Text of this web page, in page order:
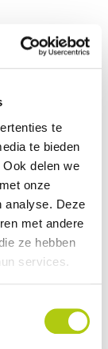
te
te bieden
delen we
onze
analyse. Deze
met andere
ze hebben
services.
son élément.
BFF.
une
laLil’Missy
ouvert et
retraite.
vous offrir une
Choisissez entre